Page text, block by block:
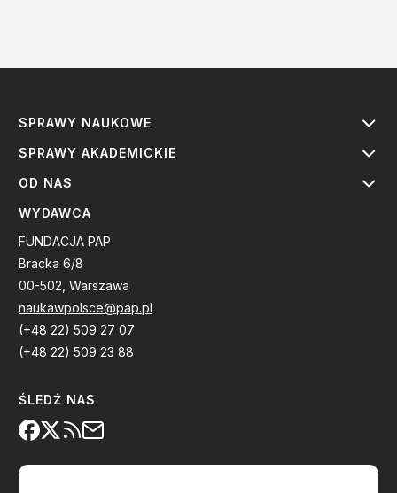
SPRAWY NAUKOWE
SPRAWY AKADEMICKIE
OD NAS
WYDAWCA
FUNDACJA PAP
Bracka 6/8
00-502, Warszawa
naukawpolsce@pap.pl
(+48 22) 509 27 07
(+48 22) 509 23 88
ŚLEDŹ NAS